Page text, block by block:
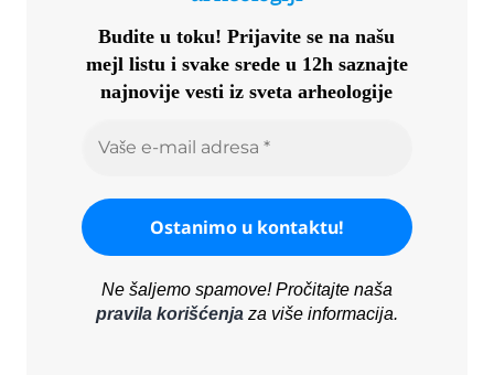
Budite u toku!Prijavite se na našu
mejl listu i svake srede u 12h saznajte
najnovije vesti iz sveta arheologije
Ne šaljemo spamove! Pročitajte naša
pravila korišćenjaza više informacija.